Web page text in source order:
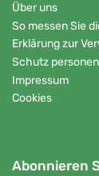
Über uns
So messen Sie
Erklärung zur
Schutz
Impressum
Cookies
Abonnieren